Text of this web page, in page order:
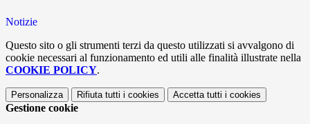
Notizie
Questo sito o gli strumenti terzi da questo utilizzati si avvalgono di
cookie necessari al funzionamento ed utili alle finalità illustrate nella
COOKIE POLICY.
Personalizza Rifiuta tutti i cookies Accetta tutti i cookies
Gestione cookie